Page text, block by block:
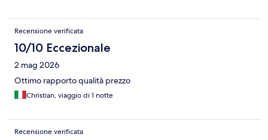
Recensione verificata
10/10 Eccezionale
2 mag 2026
Ottimo rapporto qualità prezzo
Christian, viaggio di 1 notte
Recensione verificata